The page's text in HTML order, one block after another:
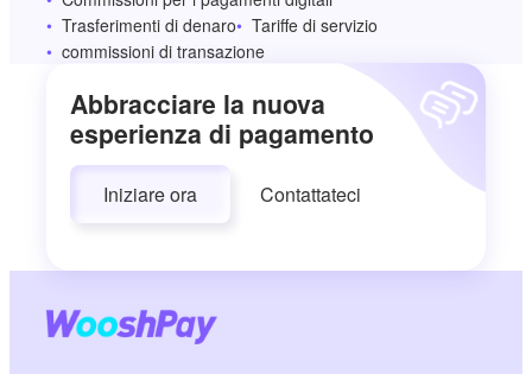
Trasferimenti di denaro
Tariffe di servizio
commissioni di transazione
Abbracciare la nuova
esperienza di pagamento
Iniziare ora Contattateci